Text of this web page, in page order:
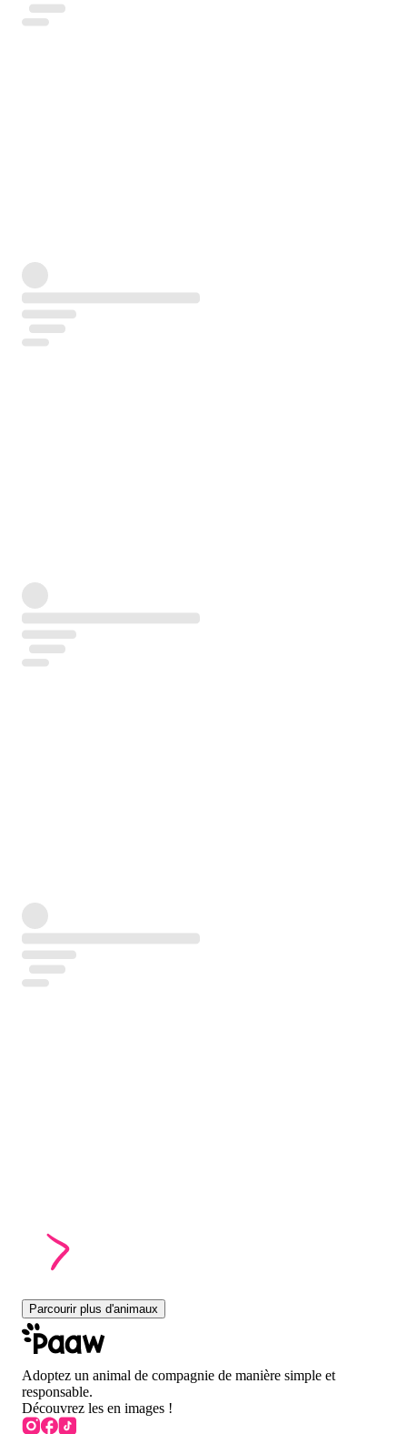
Parcourir plus d'animaux
Adoptez un animal de compagnie de manière simple et
responsable.
Découvrez les en images !